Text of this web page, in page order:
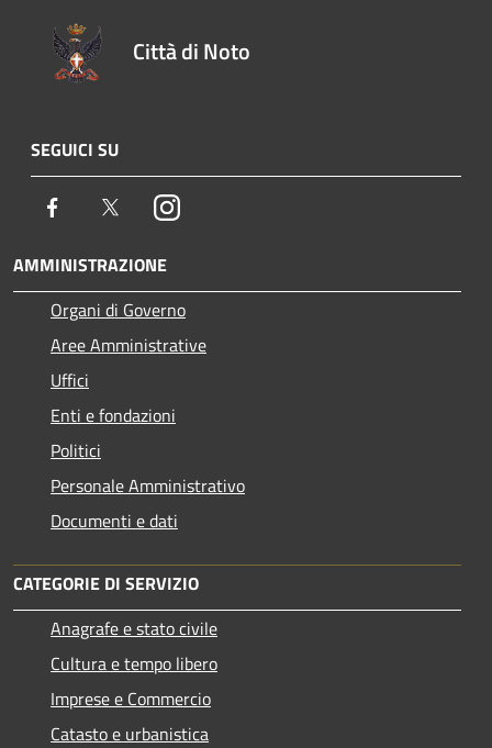
Città di Noto
SEGUICI SU
Facebook TwitterInstagram
AMMINISTRAZIONE
Organi di Governo
Aree Amministrative
Uffici
Enti e fondazioni
Politici
Personale Amministrativo
Documenti e dati
CATEGORIE DI SERVIZIO
Anagrafe e stato civile
Cultura e tempo libero
Imprese e Commercio
Catasto e urbanistica